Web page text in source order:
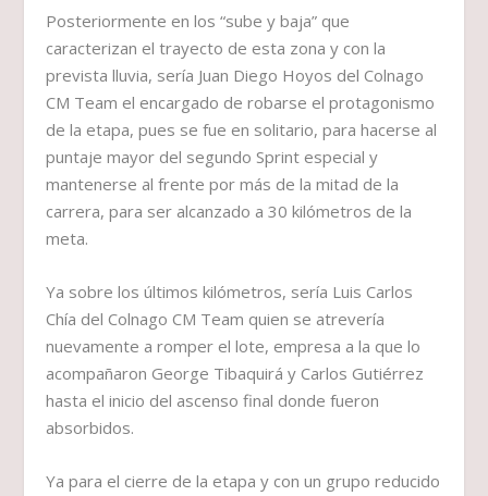
Posteriormente en los “sube y baja” que
caracterizan el trayecto de esta zona y con la
prevista lluvia, sería Juan Diego Hoyos del Colnago
CM Team el encargado de robarse el protagonismo
de la etapa, pues se fue en solitario, para hacerse al
puntaje mayor del segundo Sprint especial y
mantenerse al frente por más de la mitad de la
carrera, para ser alcanzado a 30 kilómetros de la
meta.
Ya sobre los últimos kilómetros, sería Luis Carlos
Chía del Colnago CM Team quien se atrevería
nuevamente a romper el lote, empresa a la que lo
acompañaron George Tibaquirá y Carlos Gutiérrez
hasta el inicio del ascenso final donde fueron
absorbidos.
Ya para el cierre de la etapa y con un grupo reducido